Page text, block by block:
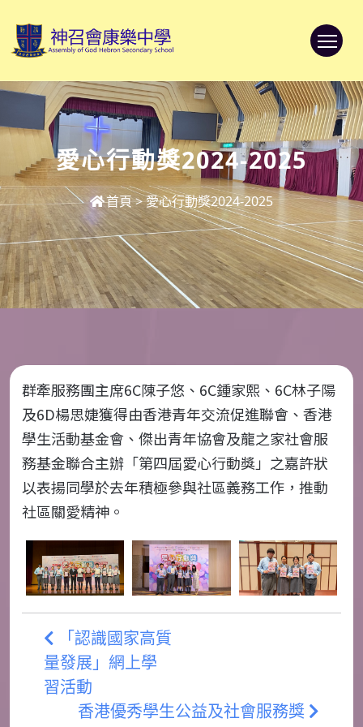
愛心行動獎2024-2025
首頁>愛心行動獎2024-2025
群牽服務團主席6C陳子悠、 6C鍾家熙、 6C林子陽
及6D楊思婕獲得由香港青年交流促進聯會、香港
學生活動基金會、傑出青年協會及龍之家社會服
務基金聯合主辦「第四屆愛心行動獎」之嘉許狀
以表揚同學於去年積極參與社區義務工作，推動
社區關愛精神。
「認識國家高質
量發展」網上學
習活動
香港優秀學生公益及社會服務獎